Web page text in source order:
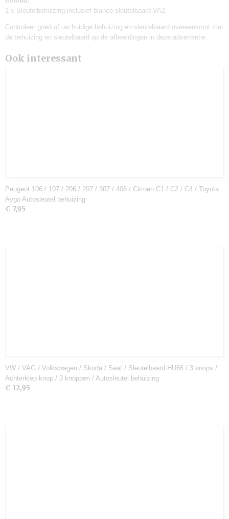
1 x Sleutelbehuizing inclusief blanco sleutelbaard VA2
Controleer goed of uw huidige behuizing en sleutelbaard overeenkomt met
de behuizing en sleutelbaard op de afbeeldingen in deze advertentie.
Ook interessant
Peugeot 106 / 107 / 206 / 207 / 307 / 406 / Citroën C1 / C2 / C4 / Toyota
Aygo Autosleutel behuizing
€ 7,95
VW / VAG / Volkswagen / Skoda / Seat / Sleutelbaard HU66 / 3 knops /
Achterklep knop / 3 knoppen / Autosleutel behuizing
€ 12,95